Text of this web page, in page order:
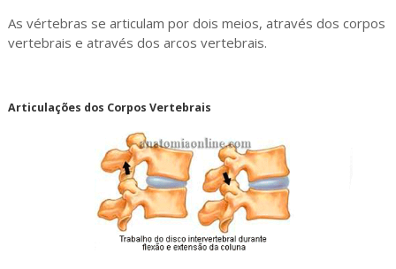
As vértebras se articulam por dois meios, através dos corpos
vertebrais e através dos arcos vertebrais.
Articulações dos Corpos Vertebrais